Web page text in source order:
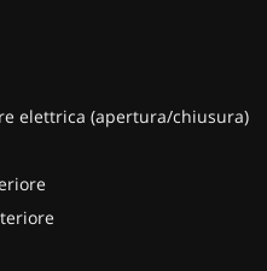
elettrica (apertura/chiusura)